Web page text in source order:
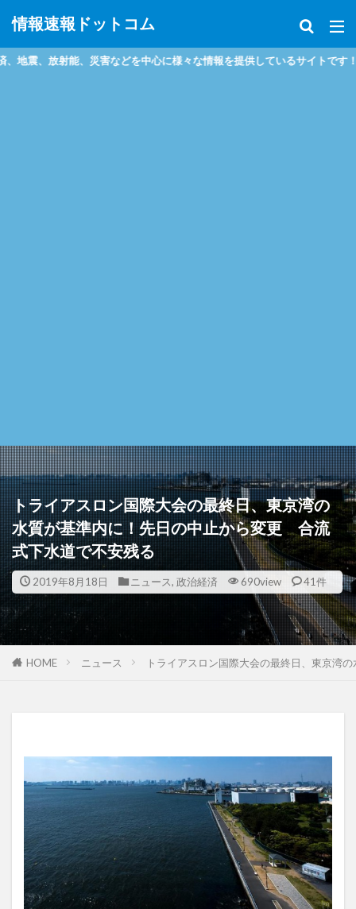
情報速報ドットコム
などを中心に様々な情報を提供しているサイトです！
トライアスロン国際大会の最終日、東京湾の
水質が基準内に！先日の中止から変更 合流
式下水道で不安残る
2019年8月18日 ニュース, 政治経済 690view 41件
HOME ニュース トライアスロン国際大会の最終日、東京湾